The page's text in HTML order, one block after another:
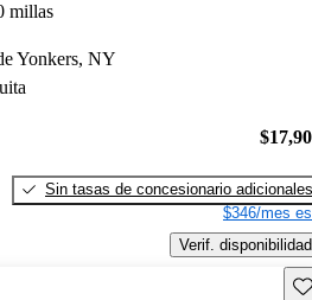
millas
Yonkers, NY
Sin tasas de concesionario adicionales
$346/mes
Verif. disponibilidad